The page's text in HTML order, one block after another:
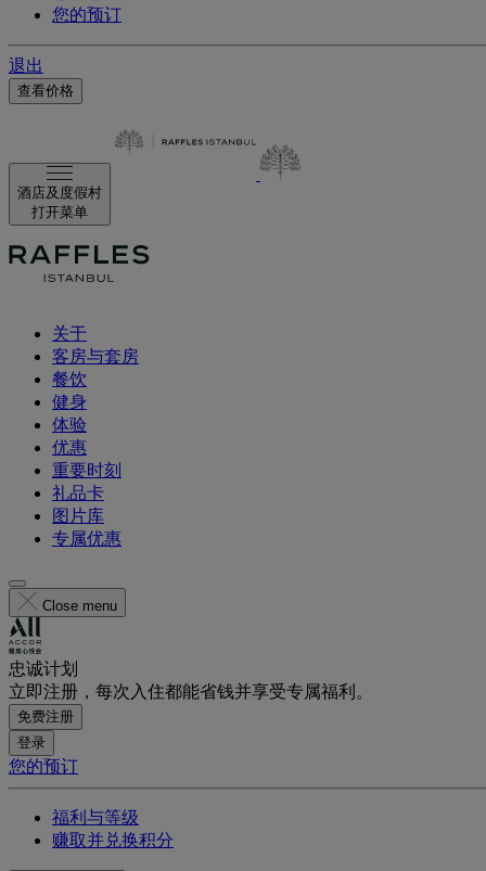
您的预订
退出
查看价格
酒店及度假村
打开菜单
关于
客房与套房
餐饮
健身
体验
优惠
重要时刻
礼品卡
图片库
专属优惠
Close menu
忠诚计划
立即注册，每次入住都能省钱并享受专属福利。
免费注册
登录
您的预订
福利与等级
赚取并兑换积分